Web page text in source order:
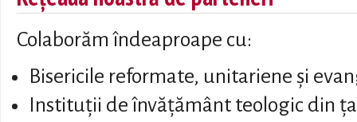
Colaborăm îndeaproape cu:
Bisericile reformate, unitariene și
Instituții de învățământ teologic din